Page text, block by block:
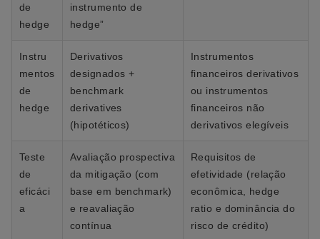
de
hedge
instrumento de
hedge”
Instru
mentos
de
hedge
Derivativos
designados +
benchmark
derivatives
(hipotéticos)
Instrumentos
financeiros derivativos
ou instrumentos
financeiros não
derivativos elegíveis
Teste
de
eficáci
a
Avaliação prospectiva
da mitigação (com
base em benchmark)
e reavaliação
contínua
Requisitos de
efetividade (relação
econômica, hedge
ratio e dominância do
risco de crédito)